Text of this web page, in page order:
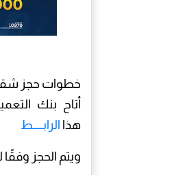
خطوات حجز
أتاح بنك
هذا الرابـــــط
ويتم الحجز وفقًا